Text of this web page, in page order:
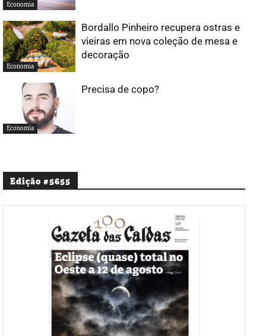
Economia
Economia
Bordallo Pinheiro recupera ostras e
vieiras em nova coleção de mesa e
decoração
Economia
Precisa de copo?
Edição #5655